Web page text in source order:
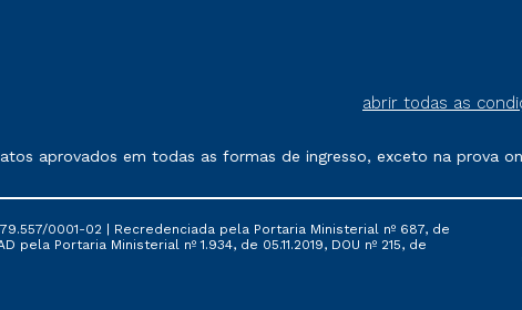
abrir todas as
prestação de serviços.
aprovados em todas as formas de ingresso, exceto na prova
0001-02 | Recredenciada pela Portaria Ministerial nº 687, de
pela Portaria Ministerial nº 1.934, de 05.11.2019, DOU nº 215, de